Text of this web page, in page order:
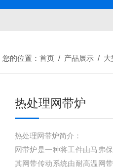
您的位置： 首页 / 产品展示 / 大
热处理网带炉
热处理网带炉简介：
网带炉是一种将工件由马弗
其网带传动系统由耐高温网